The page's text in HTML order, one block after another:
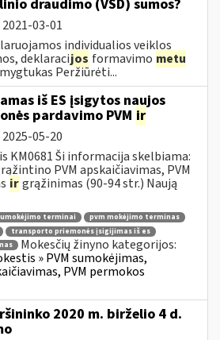
draudimo (VSD) sumos?
2021-03-01
individualios veiklos
deklaracijos formavimo metu
Peržiūrėti...
iš ES įsigytos naujos
pardavimo PVM ir
2025-05-20
KM0681 Ši informacija skelbiama:
PVM apskaičiavimas, PVM
irgrąžinimas (90-94 str.) Naują
terminai
pvm mokėjimo terminas
transporto priemonės įsigijimas iš es
Mokesčių žinyno kategorijos:
» PVM sumokėjimas,
PVM permokos
2020 m. birželio 4 d.